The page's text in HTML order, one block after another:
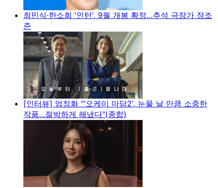
최민식·한소희 '인턴', 9월 개봉 확정…추석 극장가 정조
준
[인터뷰] 엄정화 "'오케이 마담2', 눈물 날 만큼 소중한
작품…절박하게 해냈다"(종합)